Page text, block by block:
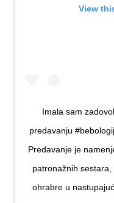
View
Imala sam
predavanju
Predavanje je
patronažnih
ohrabre u